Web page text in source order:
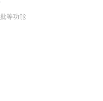
等功能